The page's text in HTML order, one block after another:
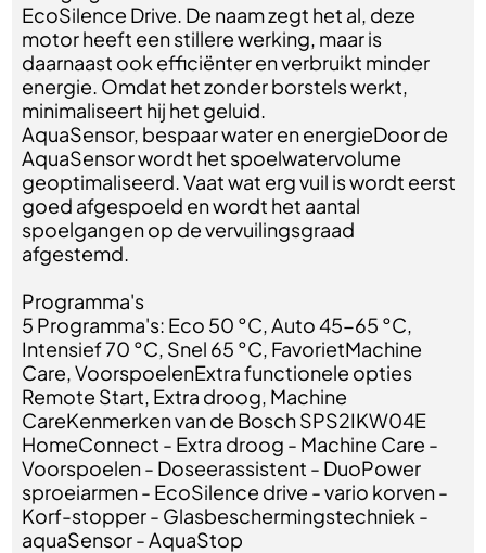
EcoSilence Drive. De naam zegt het al, deze
motor heeft een stillere werking, maar is
daarnaast ook efficiënter en verbruikt minder
energie. Omdat het zonder borstels werkt,
minimaliseert hij het geluid.
AquaSensor, bespaar water en energieDoor de
AquaSensor wordt het spoelwatervolume
geoptimaliseerd. Vaat wat erg vuil is wordt eerst
goed afgespoeld en wordt het aantal
spoelgangen op de vervuilingsgraad
afgestemd.
Programma's
5 Programma's: Eco 50 °C, Auto 45-65 °C,
Intensief 70 °C, Snel 65 °C, FavorietMachine
Care, VoorspoelenExtra functionele opties
Remote Start, Extra droog, Machine
CareKenmerken van de Bosch SPS2IKW04E
HomeConnect - Extra droog - Machine Care -
Voorspoelen - Doseerassistent - DuoPower
sproeiarmen - EcoSilence drive - vario korven -
Korf-stopper - Glasbeschermingstechniek -
aquaSensor - AquaStop